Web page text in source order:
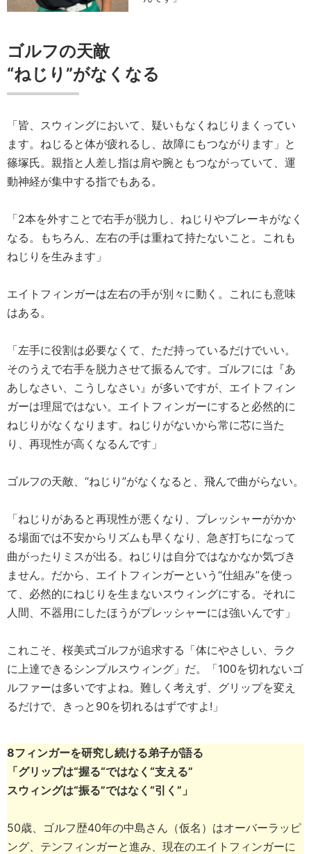
ゴルフの天敵
“ねじり”がなくなる
「皆、スウィングにおいて、疑いもなくねじりまくってい
ます。ねじると体が疲れるし、故障にもつながります」と
篠塚氏。親指と人差し指は肩や腕ともつながっていて、運
動神経が集中する指でもある。
「2本を外すことで右手が脱力し、ねじりやブレーキがなく
なる。もちろん、左右の手は重ねて持たないこと。これも
ねじりを生みます」
エイトフィンガーは左右の手が別々に動く。これにも意味
はある。
「左手に役割は必要なくて、ただ持っているだけでいい。
そのうえで右手を脱力させて振るんです。ゴルフには『あ
あしなさい、こうしなさい』が多いですが、エイトフィン
ガーは理屈ではない。エイトフィンガーにすると必然的に
ねじりがなくなります。ねじりがないから常に芯に当た
り、再現性が高くなるんです」
ゴルフの天敵、“ねじり”がなくなると、飛んで曲がらない。
「ねじりがあると再現性が悪くなり、プレッシャーがかか
る場面では不安からリズムも早くなり、急ぎ打ちになって
曲がったりミスが出る。ねじりは自分ではなかなか気づき
ません。だから、エイトフィンガーという“仕組み”を使っ
て、必然的にねじりを生まないスウィングにする。それに
人間、不器用にしたほうがプレッシャーには強いんです」
これこそ、桜美式ゴルフが追求する「体にやさしい、ラク
に上達できるシンプルスウィング」だ。「100を切れないゴ
ルファーは多いですよね。難しく考えず、グリップを変え
るだけで、きっと90を切れるはずですよ!」
8フィンガーを研究し続ける弟子が語る
「グリップは“握る“ではなく“支える”
スウィングは“振る”ではなく“引く”」
50歳、ゴルフ歴40年の中島さん（仮名）はオーバーラッピ
ング、テンフィンガーと進み、現在のエイトフィンガーに